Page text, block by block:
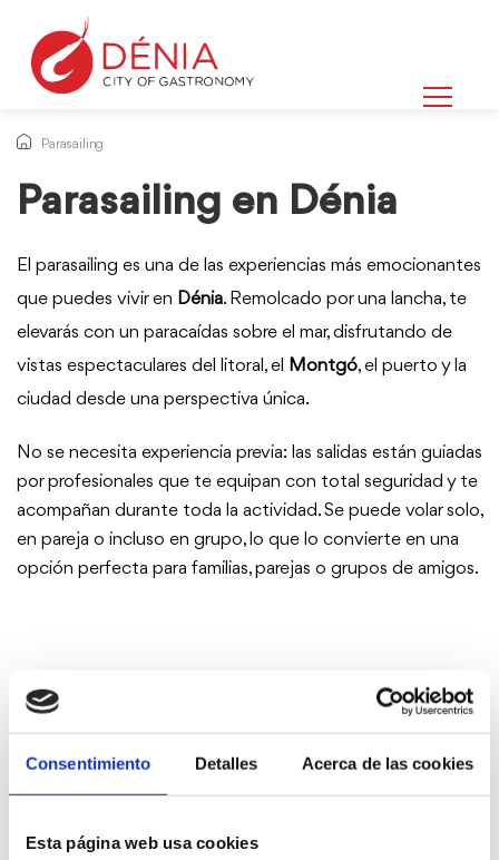
Consentimiento Detalles Acerca de las cookies
Esta página web usa cookies
Parasailing
Parasailing en Dénia
El parasailing es una de las experiencias más emocionantes
que puedes vivir en Dénia. Remolcado por una lancha, te
elevarás con un paracaídas sobre el mar, disfrutando de
vistas espectaculares del litoral, el Montgó, el puerto y la
ciudad desde una perspectiva única.
No se necesita experiencia previa: las salidas están guiadas
por profesionales que te equipan con total seguridad y te
acompañan durante toda la actividad. Se puede volar solo,
en pareja o incluso en grupo, lo que lo convierte en una
opción perfecta para familias, parejas o grupos de amigos.
Empresas organizadoras de la
actividad